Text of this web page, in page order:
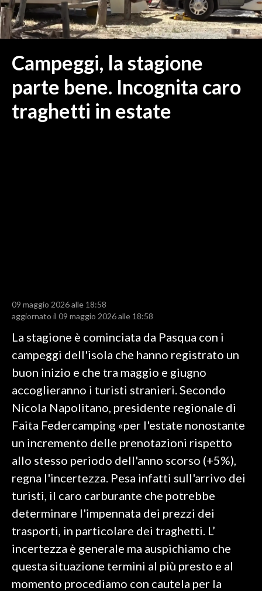
OGLIASTRA
AGENDA
ITALIA
MONDO
POLITICA
CALCIO REGIONALE
BASKET
VOLLEY
MOTORI
TENNIS
ALTRI SPORT
CULTURA
SPETTACOLI
SALUTE
SARDEGNA TURISMO
SARDI NEL MONDO
Campeggi, la stagione
parte bene. Incognita caro
traghetti in estate
09 maggio 2026 alle 18:58
aggiornato il 09 maggio 2026 alle 18:58
La stagione è cominciata da Pasqua con i
campeggi dell'isola che hanno registrato un
buon inizio e che tra maggio e giugno
accoglieranno i turisti stranieri. Secondo
Nicola Napolitano, presidente regionale di
Faita Federcamping «per l'estate nonostante
un incremento delle prenotazioni rispetto
allo stesso periodo dell'anno scorso (+5%),
regna l'incertezza. Pesa infatti sull'arrivo dei
turisti, il caro carburante che potrebbe
determinare l'impennata dei prezzi dei
trasporti, in particolare dei traghetti. L’
incertezza è generale ma auspichiamo che
questa situazione termini al più presto e al
momento procediamo con cautela per la